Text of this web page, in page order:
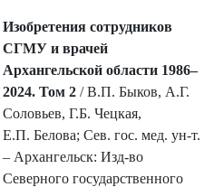
Изобретения сотрудников
СГМУ и врачей
Архангельской области 1986–
2024. Том 2 / В.П. Быков, А.Г.
Соловьев, Г.Б. Чецкая,
Е.П. Белова; Сев. гос. мед. ун-т.
– Архангельск: Изд-во
Северного государственного